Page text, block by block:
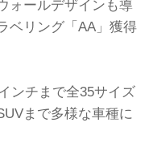
ォールデザインも導
ベリング「AA」獲得
ンチまで全35サイズ
まで多様な車種に